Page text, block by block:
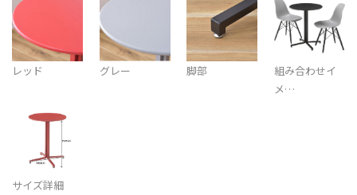
レッド グレー 脚部
組み合わせイ
メ…
サイズ詳細